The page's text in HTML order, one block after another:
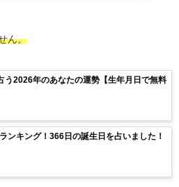
ん。
う2026年のあなたの運勢【生年月日で無料
ンキング！366日の誕生日を占いました！